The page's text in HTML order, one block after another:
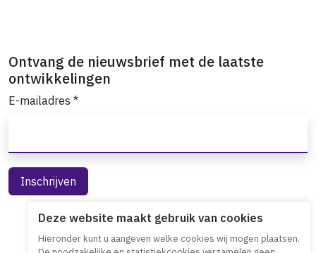
Ontvang de nieuwsbrief met de laatste
ontwikkelingen
E-mailadres *
Deze website maakt gebruik van cookies
Hieronder kunt u aangeven welke cookies wij mogen plaatsen.